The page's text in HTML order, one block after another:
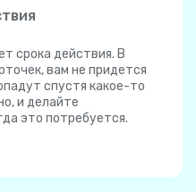
срока действия. В
вам не придется
спустя какое-то
и делайте
это потребуется.